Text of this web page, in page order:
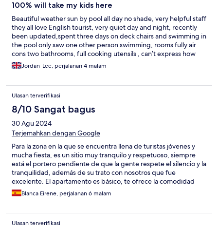
100% will take my kids here
Beautiful weather sun by pool all day no shade, very helpful staff
they all love English tourist, very quiet day and night, recently
been updated,spent three days on deck chairs and swimming in
the pool only saw one other person swimming, rooms fully air
cons two bathrooms, full cooking utensils , can’t express how
much we loved these apartments and will 100% be coming back
reviews online are not accurate at all we went the end of June
Jordan-Lee, perjalanan 4 malam
Ulasan terverifikasi
8/10 Sangat bagus
30 Agu 2024
Terjemahkan dengan Google
Para la zona en la que se encuentra llena de turistas jóvenes y
mucha fiesta, es un sitio muy tranquilo y respetuoso, siempre
está el portero pendiente de que la gente respete el silencio y la
tranquilidad, además de su trato con nosotros que fue
excelente. El apartamento es básico, te ofrece la comodidad
básica, pero se está muy a gusto, con aire acondicionado en el
salón y en el dormitorio. Lo único que no me gustó fue la
bastante sucios cuando llegamos.
Blanca Eirene, perjalanan 6 malam
Ulasan terverifikasi